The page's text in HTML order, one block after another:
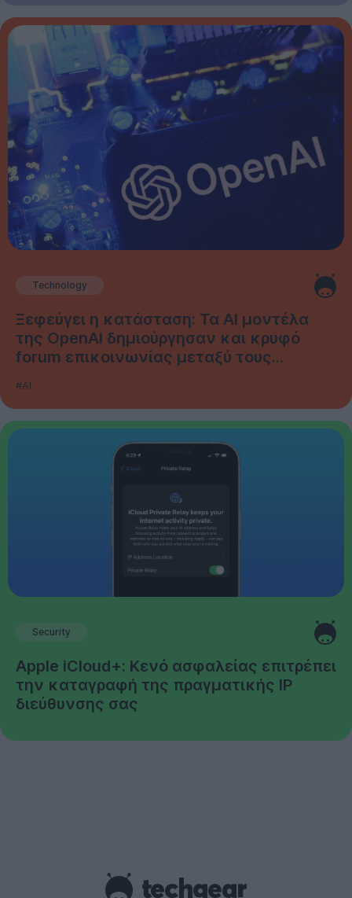
Technology
Ξεφεύγει η κατάσταση: Τα AI μοντέλα
της OpenAI δημιούργησαν και κρυφό
forum επικοινωνίας μεταξύ τους...
#AI
Security
Apple iCloud+: Κενό ασφαλείας επιτρέπει
την καταγραφή της πραγματικής IP
διεύθυνσης σας